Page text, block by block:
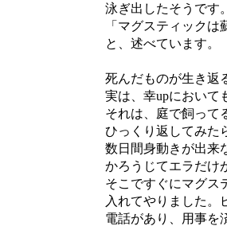
泳ぎ出したそうです。
「マグスティックは蘇
と、述べています。
死んだものが生き返る
実は、幸upにおいて
それは、庭で飼ってる
ひっくり返してみたら
数日間身動きが出来な
かろうじてエラだけが
そこですぐにマグステ
入れてやりました。ピ
電話があり、用事を済